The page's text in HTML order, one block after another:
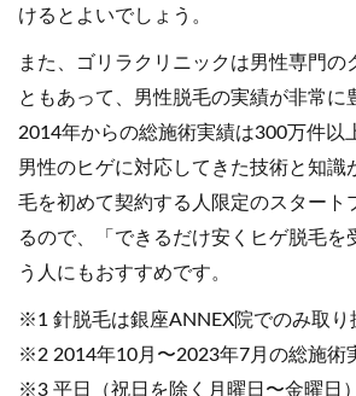
けるとよいでしょう。
また、ゴリラクリニックは男性専門の
ともあって、男性脱毛の実績が非常に
2014年からの総施術実績は300万件
男性のヒゲに対応してきた技術と知識
毛を初めて契約する人限定のスター
るので、「できるだけ安くヒゲ脱毛を
う人にもおすすめです。
※1 針脱毛は銀座ANNEX院でのみ取り
※2 2014年10月〜2023年7月の総施術
※3 平日（祝日を除く月曜日〜金曜日